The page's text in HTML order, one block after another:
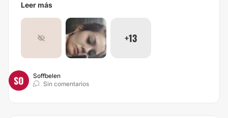
Leer más
+13
SO
Soffbelen
Sin comentarios